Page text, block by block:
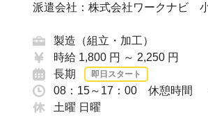
派遣会社：株式会社ワークナビ
製造（組立・加工）
時給 1,800 円 ～ 2,250 円
長期
即日スタート
08：15～17：00 休憩時間
土曜 日曜